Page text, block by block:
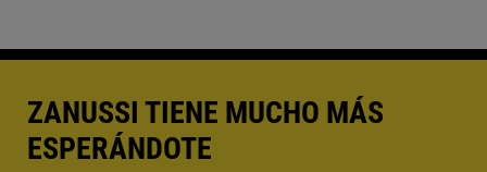
ZANUSSI TIENE MUCHO MÁS
ESPERÁNDOTE